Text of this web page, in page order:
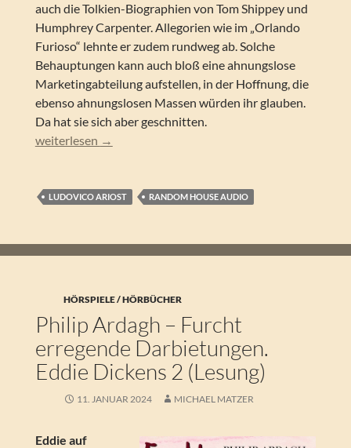
auch die Tolkien-Biographien von Tom Shippey und
Humphrey Carpenter. Allegorien wie im „Orlando
Furioso“ lehnte er zudem rundweg ab. Solche
Behauptungen kann auch bloß eine ahnungslose
Marketingabteilung aufstellen, in der Hoffnung, die
ebenso ahnungslosen Massen würden ihr glauben.
Da hat sie sich aber geschnitten.
Ariost, Ludovico / Koppelmann, Leonhard / Obexer,
weiterlesen →
LUDOVICO ARIOST RANDOM HOUSE AUDIO
HÖRSPIELE / HÖRBÜCHER
Philip Ardagh – Furcht
erregende Darbietungen.
Eddie Dickens 2 (Lesung)
11. JANUAR 2024 MICHAEL MATZER
Eddie auf